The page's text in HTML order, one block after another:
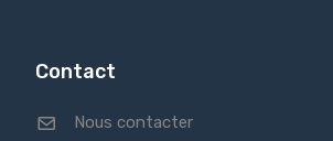
Contact
Nous contacter